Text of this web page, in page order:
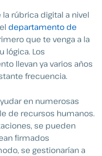
rúbrica digital a nivel
departamento de
que te venga a la
lógica. Los
llevan ya varios años
frecuencia.
en numerosas
de recursos humanos.
se pueden
firmados
se gestionarían a